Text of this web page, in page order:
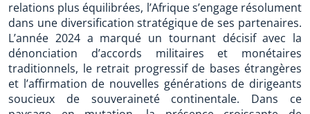
relations plus équilibrées, l’Afrique s’engage résolument
dans une diversification stratégique de ses partenaires.
L’année 2024 a marqué un tournant décisif avec la
dénonciation d’accords militaires et monétaires
traditionnels, le retrait progressif de bases étrangères
et l’affirmation de nouvelles générations de dirigeants
soucieux de souveraineté continentale. Dans ce